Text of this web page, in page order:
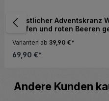
Künstlicher Adventskranz
Zapfen und roten Beeren
Varianten ab 39,90 €*
69,90 €*
Produktgalerie überspringen
Andere Kunden